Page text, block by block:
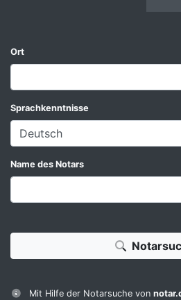
Ort
Sprachkenntnisse
Name des Notars
Mit Hilfe der Notarsuche von